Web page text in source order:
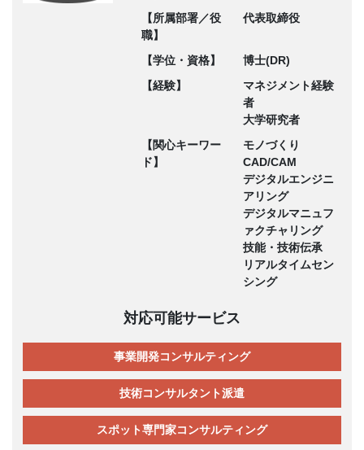
【所属部署／役
職】
代表取締役
【学位・資格】
博士(DR)
【経験】
マネジメント経験
者
大学研究者
【関心キーワー
ド】
モノづくり
CAD/CAM
デジタルエンジニ
アリング
デジタルマニュフ
ァクチャリング
技能・技術伝承
リアルタイムセン
シング
対応可能サービス
事業開発コンサルティング
技術コンサルタント派遣
スポット専門家コンサルティング